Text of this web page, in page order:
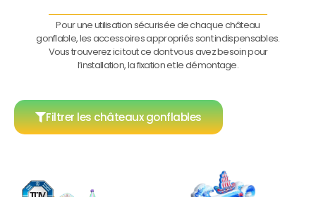
Pour une utilisation sécurisée de chaque château
gonflable, les accessoires appropriés sont indispensables.
Vous trouverez ici tout ce dont vous avez besoin pour
l’installation, la fixation et le démontage.
Filtrer les châteaux gonflables